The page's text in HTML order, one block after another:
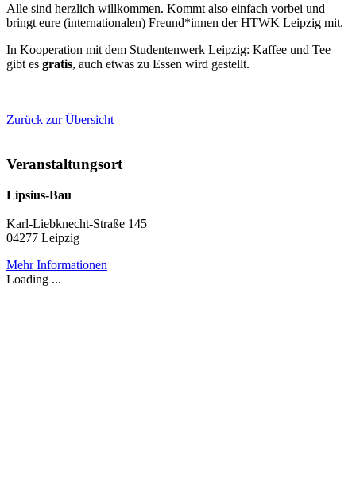
Alle sind herzlich willkommen. Kommt also einfach vorbei und
bringt eure (internationalen) Freund*innen der HTWK Leipzig mit.
In Kooperation mit dem Studentenwerk Leipzig: Kaffee und Tee
gibt es gratis, auch etwas zu Essen wird gestellt.
Zurück zur Übersicht
Veranstaltungsort
Lipsius-Bau
Karl-Liebknecht-Straße 145
04277 Leipzig
Mehr Informationen
Loading ...